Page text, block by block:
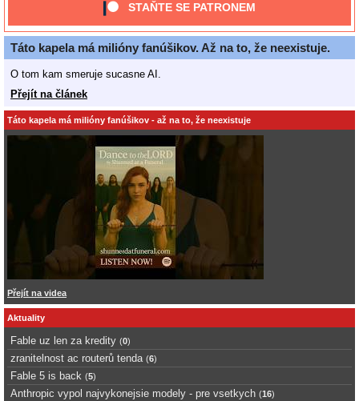
STAŇTE SE PATRONEM
Táto kapela má milióny fanúšikov. Až na to, že neexistuje.
O tom kam smeruje sucasne AI.
Přejít na článek
Táto kapela má milióny fanúšikov - až na to, že neexistuje
Přejít na videa
Aktuality
Fable uz len za kredity (0)
zranitelnost ac routerů tenda (6)
Fable 5 is back (5)
Anthropic vypol najvykonejsie modely - pre vsetkych (16)